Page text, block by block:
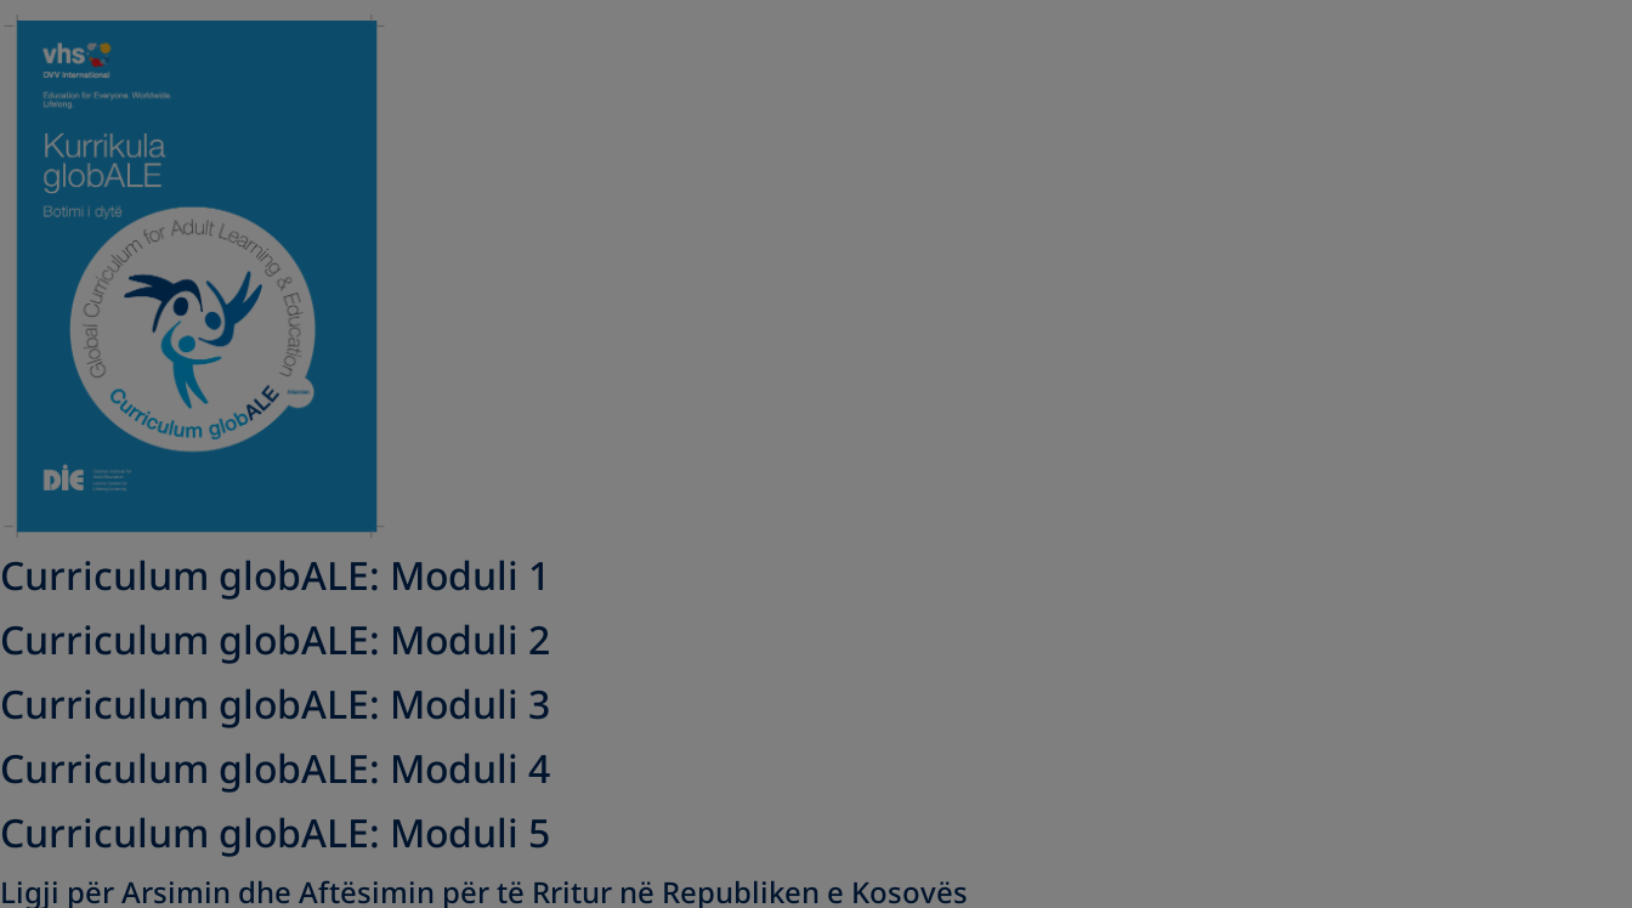
Curriculum globALE: Moduli 1
Curriculum globALE: Moduli 2
Curriculum globALE: Moduli 3
Curriculum globALE: Moduli 4
Curriculum globALE: Moduli 5
Ligji për Arsimin dhe Aftësimin për të Rritur në Republiken e Kosovës